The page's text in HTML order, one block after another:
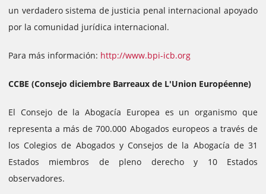
un verdadero sistema de justicia penal internacional apoyado
por la comunidad jurídica internacional.
Para más información: http://www.bpi-icb.org
CCBE (Consejo diciembre Barreaux de L'Union Européenne)
El Consejo de la Abogacía Europea es un organismo que
representa a más de 700.000 Abogados europeos a través de
los Colegios de Abogados y Consejos de la Abogacía de 31
Estados miembros de pleno derecho y 10 Estados
observadores.